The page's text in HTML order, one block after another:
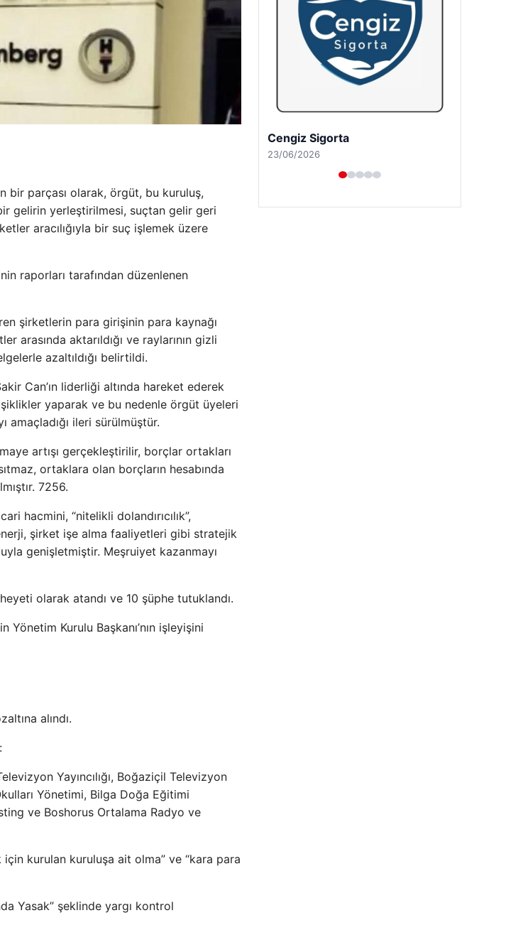
bir parçası olarak, örgüt, bu kuruluş,
bir gelirin yerleştirilmesi, suçtan gelir geri
aracılığıyla bir suç işlemek üzere
raporları tarafından düzenlenen
şirketlerin para girişinin para kaynağı
arasında aktarıldığı ve raylarının gizli
azaltıldığı belirtildi.
Can’ın liderliği altında hareket ederek
yaparak ve bu nedenle örgüt üyeleri
amaçladığı ileri sürülmüştür.
artışı gerçekleştirilir, borçlar ortakları
ortaklara olan borçların hesabında
7256.
hacmini, “nitelikli dolandırıcılık”,
şirket işe alma faaliyetleri gibi stratejik
genişletmiştir. Meşruiyet kazanmayı
olarak atandı ve 10 şüphe tutuklandı.
Yönetim Kurulu Başkanı’nın işleyişini
alındı.
Yayıncılığı, Boğaziçil Televizyon
Yönetimi, Bilga Doğa Eğitimi
ve Boshorus Ortalama Radyo ve
için kurulan kuruluşa ait olma” ve “kara para
Yasak” şeklinde yargı kontrol
Hastaş Beton
26/05/2026